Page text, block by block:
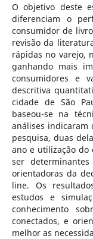
O objetivo deste
diferenciam o
consumidor de
revisão da
rápidas no varejo,
ganhando mais
consumidores e
descritiva
cidade de São
baseou-se na
análises indicaram
pesquisa, duas
ano e utilização do
ser
orientadoras da
line. Os
estudos e
conhecimento
conectados, e
melhor as